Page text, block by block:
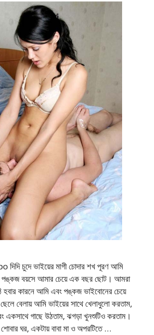
চুদে ভাইয়ের মাগী চোদার শখ পূরণ আমি
পঙ্কজ বয়সে আমার চেয়ে এক বছর ছোট। আমরা
হবার কারনে আমি এবং পঙ্কজ ভাইবোনের চেয়ে
বেলায় আমি ভাইয়ের সাথে খেলাধুলো করতাম,
একসাথে গাছে উঠতাম, ঝগড়া খুনশুটিও করতাম।
ঘর, একটায় বাবা মা ও অপরটিতে …